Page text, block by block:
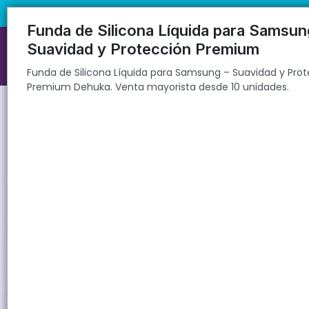
Funda de Silicona Líquida para Samsung – Suavidad y Protección
Funda de Silicona Líquida para
Suavidad y Protección Premium
Funda de Silicona Líquida para Samsung – Suavidad y
Premium Dehuka. Venta mayorista desde 10 unidades.